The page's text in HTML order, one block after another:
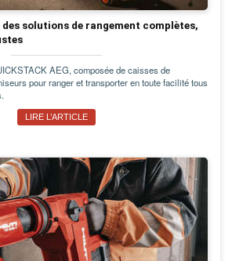
: des solutions de rangement complètes,
AEG, composée de caisses de
pour ranger et transporter en toute facilité tous
LIRE L’ARTICLE